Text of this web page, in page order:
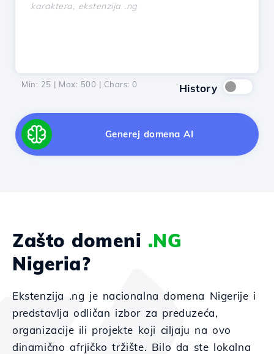
Min: 25 | Max: 500 | Chars: 0 History
Generej domena AI
Zašto domeni .NG
Nigeria?
Ekstenzija .ng je nacionalna domena Nigerije i
predstavlja odličan izbor za preduzeća,
organizacije ili projekte koji cilјaju na ovo
dinamično afrјičko tržište. Bilo da ste lokalna